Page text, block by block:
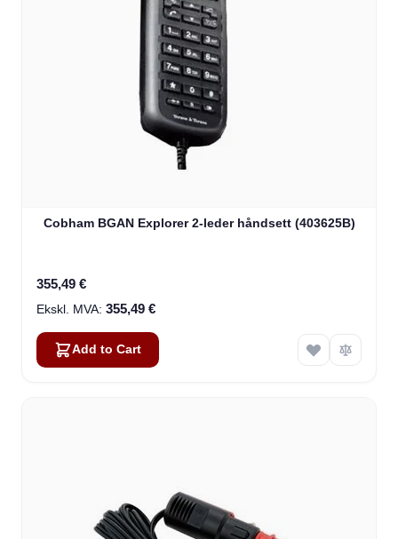
Cobham BGAN Explorer 2-leder håndsett (403625B)
355,49 €
355,49 €
Add to Cart